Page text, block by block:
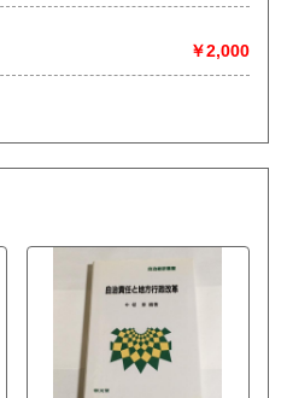
￥2,000